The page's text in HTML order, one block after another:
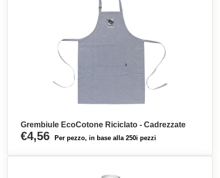
Grembiule EcoCotone Riciclato - Cadrezzate
€4,56 Per pezzo, in base alla 250i pezzi